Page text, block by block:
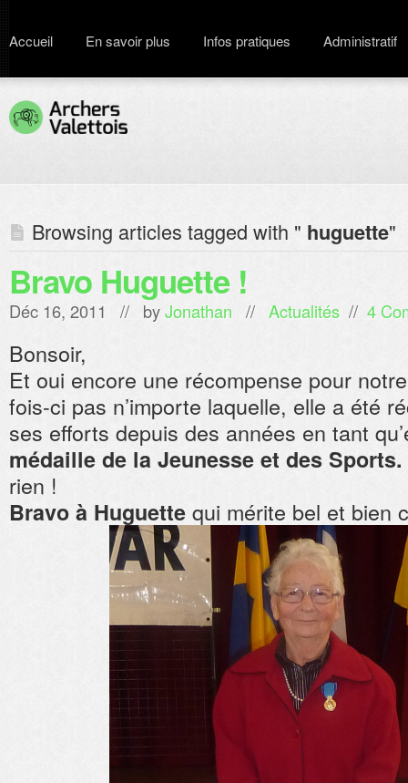
Accueil En savoir plus Infos pratiques Administratif
Browsing articles tagged with " huguette"
Bravo Huguette !
Déc 16, 2011 // byJonathan // Actualités // 4
Bonsoir,
Et oui encore une récompense pour
fois-ci pas n’importe laquelle, elle a été
ses efforts depuis des années en tant
médaille de la Jeunesse et des Sports.
rien !
Bravo à Huguette qui mérite bel et bien